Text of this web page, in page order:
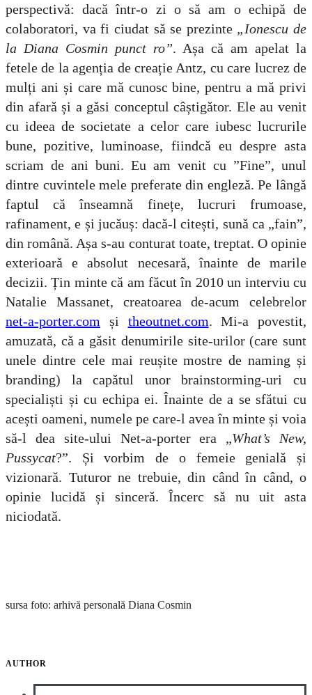
perspectivă: dacă într-o zi o să am o echipă de
colaboratori, va fi ciudat să se prezinte „Ionescu de
la Diana Cosmin punct ro”. Așa că am apelat la
fetele de la agenția de creație Antz, cu care lucrez de
mulți ani și care mă cunosc bine, pentru a mă privi
din afară și a găsi conceptul câștigător. Ele au venit
cu ideea de societate a celor care iubesc lucrurile
bune, pozitive, luminoase, fiindcă eu despre asta
scriam de ani buni. Eu am venit cu ”Fine”, unul
dintre cuvintele mele preferate din engleză. Pe lângă
faptul că înseamnă finețe, lucruri frumoase,
rafinament, e și jucăuș: dacă-l citești, sună ca „fain”,
din română. Așa s-au conturat toate, treptat. O opinie
exterioară e absolut necesară, înainte de marile
decizii. Țin minte că am făcut în 2010 un interviu cu
Natalie Massanet, creatoarea de-acum celebrelor
net-a-porter.com și theoutnet.com. Mi-a povestit,
amuzată, că a găsit denumirile site-urilor (care sunt
unele dintre cele mai reușite mostre de naming și
branding) la capătul unor brainstorming-uri cu
specialiști și cu echipa ei. Înainte de a se sfătui cu
acești oameni, numele pe care-l avea în minte și voia
să-l dea site-ului Net-a-porter era „What’s New,
Pussycat?”. Și vorbim de o femeie genială și
vizionară. Tuturor ne trebuie, din când în când, o
opinie lucidă și sinceră. Încerc să nu uit asta
niciodată.
sursa foto: arhivă personală Diana Cosmin
AUTHOR